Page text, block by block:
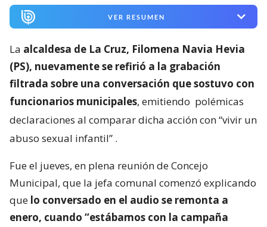
VER RESUMEN
La alcaldesa de La Cruz, Filomena Navia Hevia
(PS), nuevamente se refirió a la grabación
filtrada sobre una conversación que sostuvo con
funcionarios municipales, emitiendo polémicas
declaraciones al comparar dicha acción con “vivir un
abuso sexual infantil” .
Fue el jueves, en plena reunión de Concejo
Municipal, que la jefa comunal comenzó explicando
que lo conversado en el audio se remonta a
enero, cuando “estábamos con la campaña